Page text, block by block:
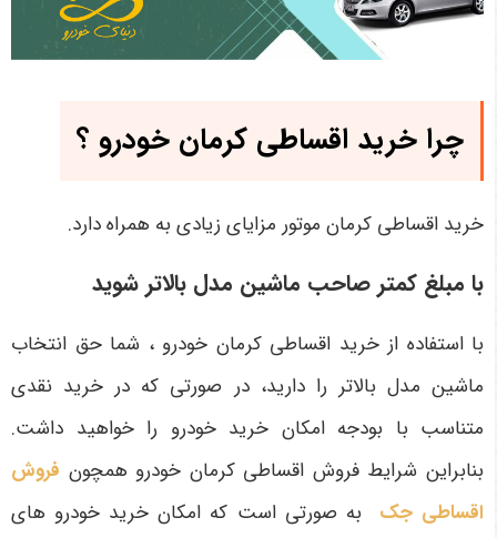
چرا خرید اقساطی کرمان خودرو ؟
خرید اقساطی کرمان موتور مزایای زیادی به همراه دارد.
با مبلغ کمتر صاحب ماشین مدل بالاتر شوید
با استفاده از خرید اقساطی کرمان خودرو ، شما حق انتخاب
ماشین مدل بالاتر را دارید، در صورتی که در خرید نقدی
متناسب با بودجه امکان خرید خودرو را خواهید داشت.
بنابراین شرایط فروش اقساطی کرمان خودرو همچون فروش
اقساطی جک به صورتی است که امکان خرید خودرو های